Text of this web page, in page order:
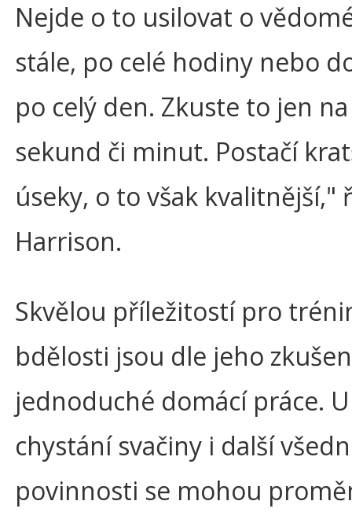
Nejde o to usilovat o
stále, po celé hodiny nebo
po celý den. Zkuste to jen
sekund či minut. Postačí
úseky, o to však kvalitnější,"
Harrison.
Skvělou příležitostí pro
bdělosti jsou dle jeho
jednoduché domácí práce.
chystání svačiny i další
povinnosti se mohou